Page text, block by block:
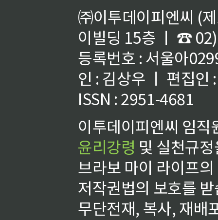
㈜이투데이피엔씨 (
이빌딩 15층 ㅣ ☎
등록번호 : 서울아
인 : 김상우 ㅣ 편집인
ISSN : 2951-4681
이투데이피엔씨 임
윤리강령 및 실천규
브라보 마이 라이프
저작권법의 보호를
무단전재, 복사, 재배